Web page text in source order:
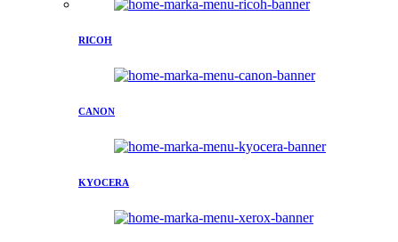
RICOH
CANON
KYOCERA